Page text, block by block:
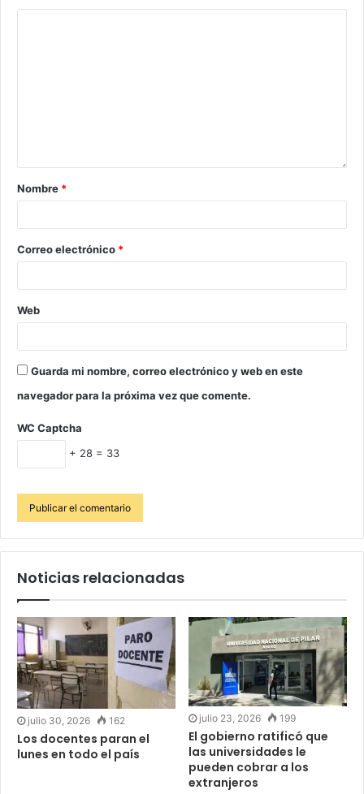
Nombre *
Correo electrónico *
Web
Guarda mi nombre, correo electrónico y web en este
navegador para la próxima vez que comente.
WC Captcha
+ 28 = 33
Noticias relacionadas
julio 30, 2026 162
Los docentes paran el
lunes en todo el país
julio 23, 2026 199
El gobierno ratificó que
las universidades le
pueden cobrar a los
extranjeros